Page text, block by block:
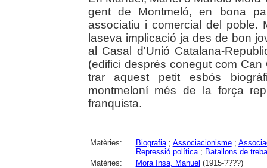
gent de Montmeló, en bona
associatiu i comercial del poble.
laseva implicació ja des de bon
al Casal d'Unió Catalana-
(edifici després conegut com
trar aquest petit esbós
montmeloní més de la força
franquista.
Matèries: Biografia; Associacionisme;
Repressió política; Batallons de
Matèries:
Mora Insa, Manuel (1915-????)